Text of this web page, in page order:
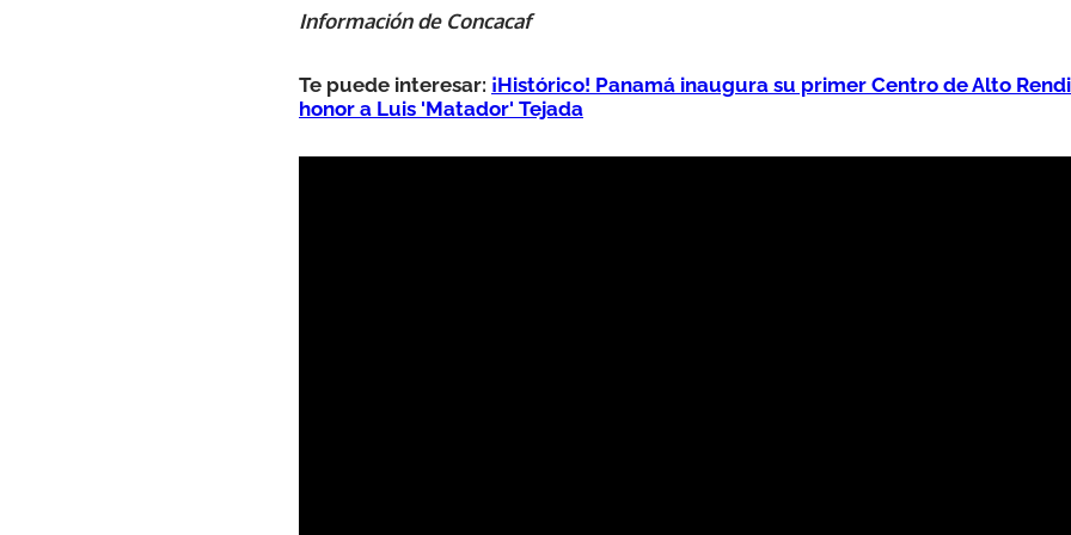
Información de Concacaf
Te puede interesar: ¡Histórico! Panamá inaugura su primer Centro de Alto
honor a Luis 'Matador' Tejada